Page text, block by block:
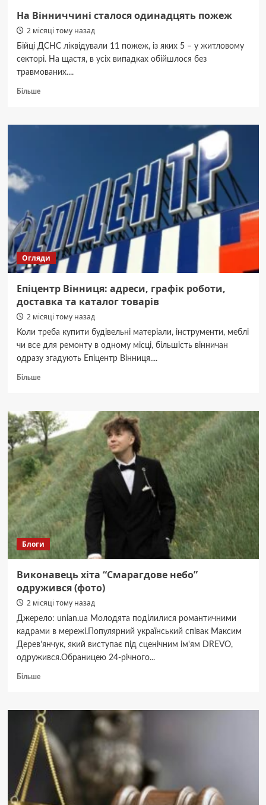
На Вінниччині сталося одинадцять пожеж
2 місяці тому назад
Бійці ДСНС ліквідували 11 пожеж, із яких 5 – у житловому
секторі. На щастя, в усіх випадках обійшлося без
травмованих....
БільшеДокладніше
Вінниччині
Огляди
Епіцентр Вінниця: адреси, графік роботи,
доставка та каталог товарів
2 місяці тому назад
Коли треба купити будівельні матеріали, інструменти, меблі
чи все для ремонту в одному місці, більшість вінничан
одразу згадують Епіцентр Вінниця....
БільшеДокладніше
Вінниця:
адреси,
графік
роботи,
доставка
та
каталог
товарів
Блоги
Виконавець хіта “Смарагдове небо”
одружився (фото)
2 місяці тому назад
Джерело: unian.ua Молодята поділилися романтичними
кадрами в мережі.Популярний український співак Максим
Дерев’янчук, який виступає під сценічним ім'ям DREVO,
одружився.Обраницею 24-річного...
БільшеДокладніше
хіта
“Смарагдове
небо”
одружився
(фото)